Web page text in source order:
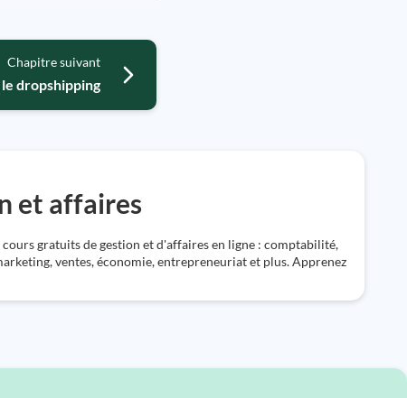
Chapitre suivant
dropshipping
et affaires
cours gratuits de gestion et d'affaires en ligne : comptabilité,
ventes, économie, entrepreneuriat et plus. Apprenez